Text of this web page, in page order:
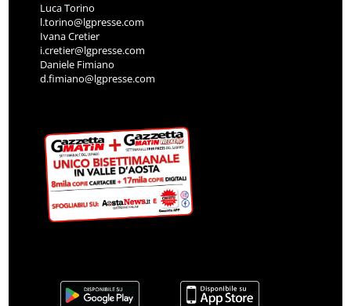
Luca Torino
l.torino@lgpresse.com
Ivana Cretier
i.cretier@lgpresse.com
Daniele Fimiano
d.fimiano@lgpresse.com